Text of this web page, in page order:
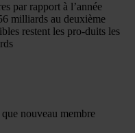
par rapport à l’année
milliards au deuxième
restent les pro-duits les
nouveau membre